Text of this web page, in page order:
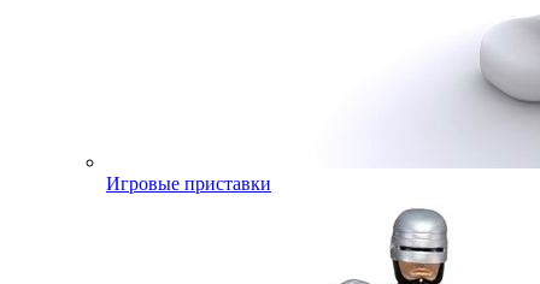
Игровые приставки